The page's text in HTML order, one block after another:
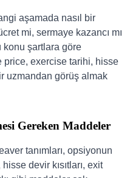
aşamada nasıl bir
mi, sermaye kazancı mı
konu şartlara göre
exercise tarihi, hisse
uzmandan görüş almak
Gereken Maddeler
tanımları, opsiyonun
devir kısıtları, exit